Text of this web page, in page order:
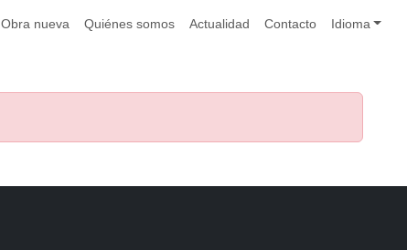
Obra nueva Quiénes somos Actualidad Contacto Idioma